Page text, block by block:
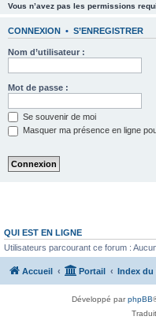
Vous n’avez pas les permissions
CONNEXION • S’ENREGISTRER
Nom d’utilisateur :
Mot de passe :
Se souvenir de moi
Masquer ma présence en ligne
QUI EST EN LIGNE
Utilisateurs parcourant ce forum :
Accueil Portail Index
Développé parphpBB